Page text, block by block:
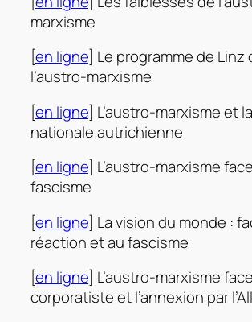
marxisme
[en ligne] Le programme de Linz
l’austro-marxisme
[en ligne] L’austro-marxisme et
nationale autrichienne
[en ligne] L’austro-marxisme
fascisme
[en ligne] La vision du monde :
réaction et au fascisme
[en ligne] L’austro-marxisme
corporatiste et l’annexion par